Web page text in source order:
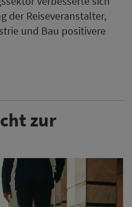
der Reiseveranstalter,
und Bau positivere
zur